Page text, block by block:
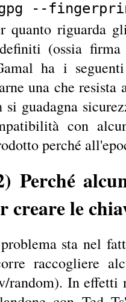
--
quanto riguarda
(ossia
ha i
una che
si guadagna
con
perché
Perché
creare le
sta nel
raccogliere
random). In